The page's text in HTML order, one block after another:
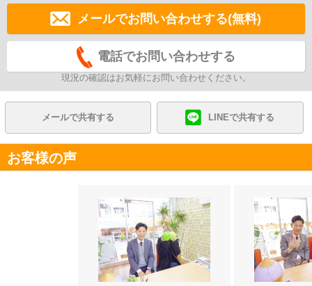
メールでお問い合わせする(無料)
電話でお問い合わせする
現況の確認はお気軽にお問い合わせください。
メールで共有する LINEで共有する
お客様の声